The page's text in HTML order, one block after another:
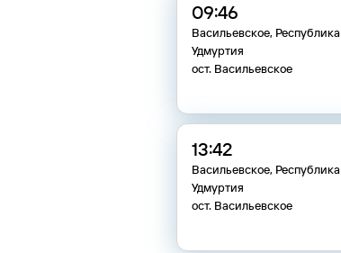
09:46
Васильевское, Республика
Удмуртия
ост. Васильевское
13:42
Васильевское, Республика
Удмуртия
ост. Васильевское